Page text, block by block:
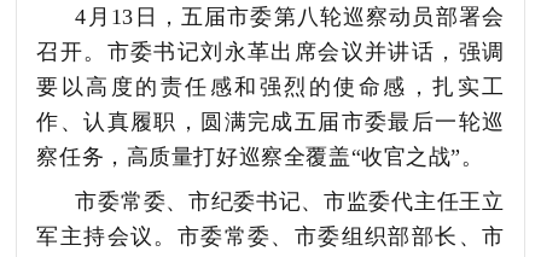
4月13日， 五届市委第八轮巡察动员部署会
召开。市委书记刘永革出席会议并讲话，强调
要 以高度的责任感和强烈的使命感，扎实工
作、认真履职，圆满完成五届市委最后一轮巡
察任务，高质量打好巡察全覆盖“收官之战” 。
市委常委、市纪委书记、市监委代主任王立
军主持会议。市委常委、市委组织部部长、市